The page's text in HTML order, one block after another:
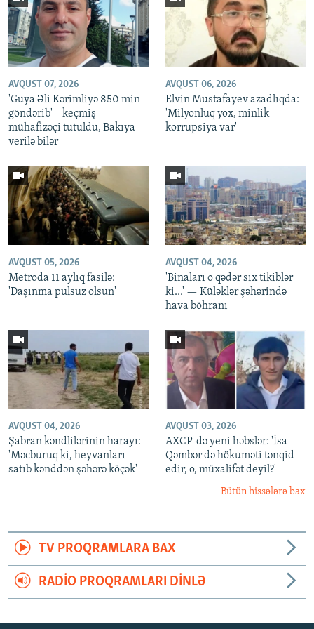
AVQUST 07, 2026
'Guya Əli Kərimliyə 850 min
göndərib' – keçmiş
mühafizəçi tutuldu, Bakıya
verilə bilər
AVQUST 06, 2026
Elvin Mustafayev azadlıqda:
'Milyonluq yox, minlik
korrupsiya var'
AVQUST 05, 2026
Metroda 11 aylıq fasilə:
'Daşınma pulsuz olsun'
AVQUST 04, 2026
'Binaları o qədər sıx tikiblər
ki...' — Küləklər şəhərində
hava böhranı
AVQUST 04, 2026
Şabran kəndlilərinin harayı:
'Məcburuq ki, heyvanları
satıb kənddən şəhərə köçək'
AVQUST 03, 2026
AXCP-də yeni həbslər: 'İsa
Qəmbər də hökuməti tənqid
edir, o, müxalifət deyil?'
Bütün hissələrə bax
TV PROQRAMLARA BAX
RADIO PROQRAMLARI DINLƏ